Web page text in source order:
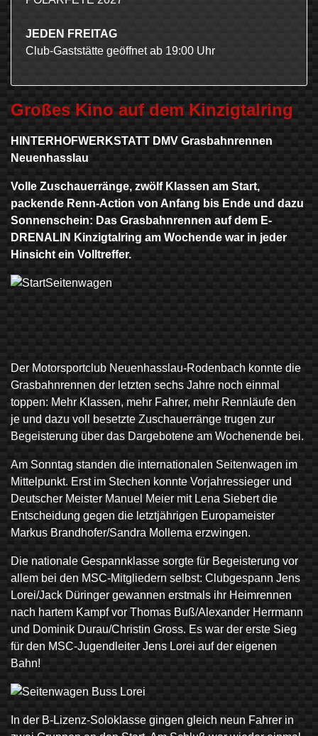
JEDEN FREITAG
Club-Gaststätte geöffnet ab 19:00 Uhr
Großes Kino auf dem Kinzigtalring
HINTERHOFWERKSTATT DMV Grasbahnrennen
Neuenhasslau
Volle Zuschauerränge, zwölf Klassen am Start,
packende Renn-Action von Anfang bis Ende und dazu
Sonnenschein: Das Grasbahnrennen auf dem E-
DRENALIN Kinzigtalring am Wochende war in jeder
Hinsicht ein Volltreffer.
Der Motorsportclub Neuenhasslau-Rodenbach konnte die
Grasbahnrennen der letzten sechs Jahre noch einmal
toppen: Mehr Klassen, mehr Fahrer, mehr Rennläufe den
je und dazu voll besetzte Zuschauerränge trugen zur
Begeisterung über das Dargebotene am Wochenende bei.
Am Sonntag standen die internationalen Seitenwagen im
Mittelpunkt. Erst im Stechen konnte Vorjahressieger und
Deutscher Meister Manuel Meier mit Lena Siebert die
Entscheidung gegen die letztjährigen Europameister
Markus Brandhofer/Sandra Mollema erzwingen.
Die nationale Gespannklasse sorgte für Begeisterung vor
allem bei den MSC-Mitgliedern selbst: Clubgespann Jens
Lorei/Jack Düringer gewannen erstmals ihr Heimrennen
nach hartem Kampf vor Thomas Buß/Alexander Herrmann
und Dominik Durau/Christin Gross. Es war der erste Sieg
für den MSC-Jugendleiter Jens Lorei auf der eigenen
Bahn!
In der B-Lizenz-Soloklasse gingen gleich neun Fahrer in